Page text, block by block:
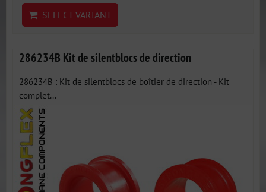
SELECT VARIANT
286234B Kit de silentblocs de direction
286234B : Kit de silentblocs de boîtier de direction - Kit
complet...